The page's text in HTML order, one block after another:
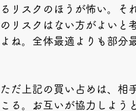
るリスクのほうが怖い。そ
のリスクはない方がよいと
よね。全体最適よりも部分
ただ上記の買い占めは、相
こる。お互いが協力しよう